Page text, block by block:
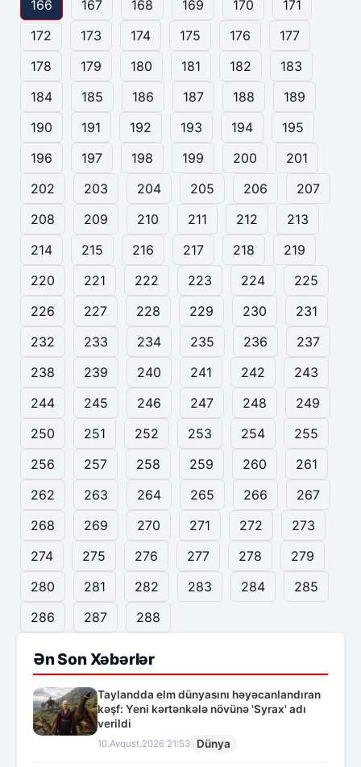
166 167 168 169 170
171
172
173 174 175 176
177
178
179 180 181 182
183
184
185 186 187 188
189
190
191 192 193 194
195
196
197 198 199 200
201
202
203 204 205 206
207
208
209 210 211 212
213
214
215 216 217 218
219
220
221 222 223 224
225
226
227 228 229 230
231
232
233 234 235 236
237
238
239 240 241 242
243
244
245 246 247 248
249
250
251 252 253 254
255
256
257 258 259 260
261
262
263 264 265 266
267
268
269 270 271 272
273
274
275 276 277 278
279
280
281 282 283 284
285
286
287 288
Ən Son Xəbərlər
Taylandda elm dünyasını həyəcanlandıran
kəşf: Yeni kərtənkələ növünə 'Syrax' adı
verildi
10.Avqust.2026 21:53 Dünya